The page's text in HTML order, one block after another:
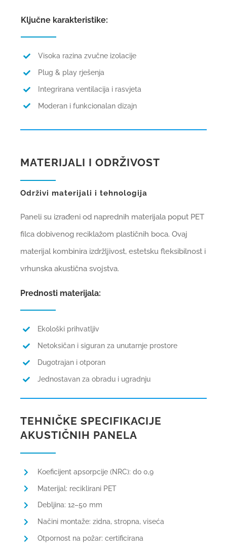
Ključne karakteristike:
Visoka razina zvučne izolacije
Plug & play rješenja
Integrirana ventilacija i rasvjeta
Moderan i funkcionalan dizajn
MATERIJALI I ODRŽIVOST
Održivi materijali i tehnologija
Paneli su izrađeni od naprednih materijala poput PET
filca dobivenog reciklažom plastičnih boca. Ovaj
materijal kombinira izdržljivost, estetsku fleksibilnost i
vrhunska akustična svojstva.
Prednosti materijala:
Ekološki prihvatljiv
Netoksičan i siguran za unutarnje prostore
Dugotrajan i otporan
Jednostavan za obradu i ugradnju
TEHNIČKE SPECIFIKACIJE
AKUSTIČNIH PANELA
Koeficijent apsorpcije (NRC): do 0,9
Materijal: reciklirani PET
Debljina: 12–50 mm
Načini montaže: zidna, stropna, viseća
Otpornost na požar: certificirana